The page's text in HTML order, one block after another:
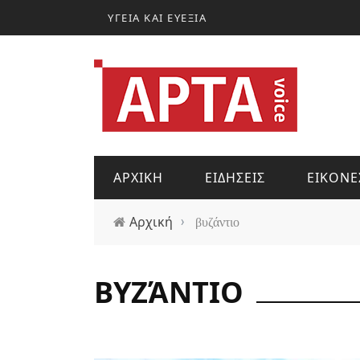
ΥΓΕΙΑ ΚΑΙ ΕΥΕΞΙΑ
ΑΡΧΙΚΗ ΕΙΔΗΣΕΙΣ
Αρχική › βυζάντιο
ΒΥΖΆΝΤΙΟ